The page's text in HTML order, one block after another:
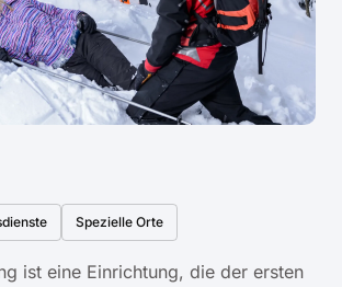
Spezielle Orte
ist eine Einrichtung, die der ersten